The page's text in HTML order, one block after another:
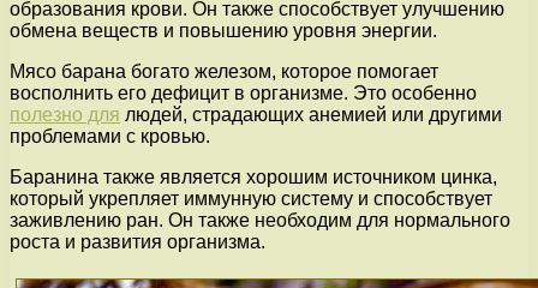
образования крови. Он также способствует улучшению
обмена веществ и повышению уровня энергии.
Мясо барана богато железом, которое помогает
восполнить его дефицит в организме. Это особенно
полезно для людей, страдающих анемией или другими
проблемами с кровью.
Баранина также является хорошим источником цинка,
который укрепляет иммунную систему и способствует
заживлению ран. Он также необходим для нормального
роста и развития организма.